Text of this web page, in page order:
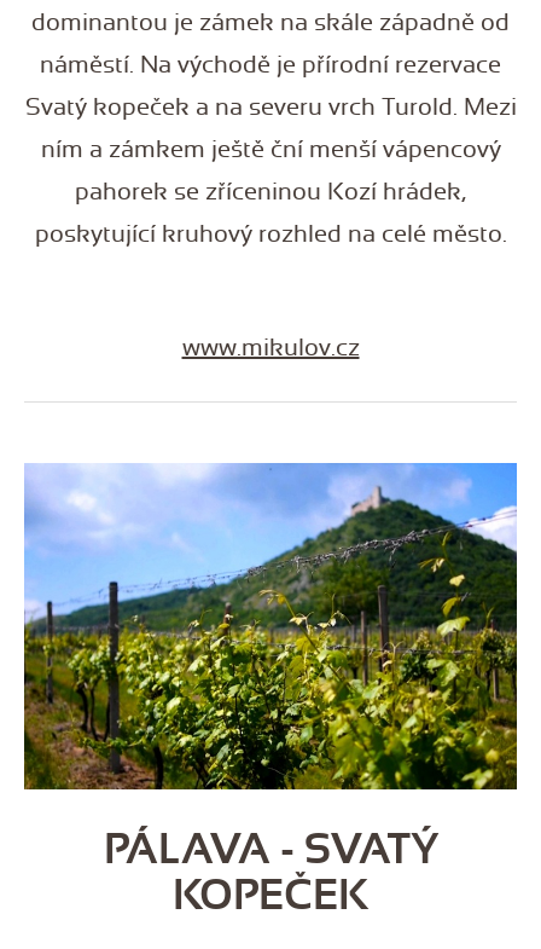
dominantou je zámek na skále západně od
náměstí. Na východě je přírodní rezervace
Svatý kopeček a na severu vrch Turold. Mezi
ním a zámkem ještě ční menší vápencový
pahorek se zříceninou Kozí hrádek,
poskytující kruhový rozhled na celé město.
www.mikulov.cz
PÁLAVA - SVATÝ
KOPEČEK